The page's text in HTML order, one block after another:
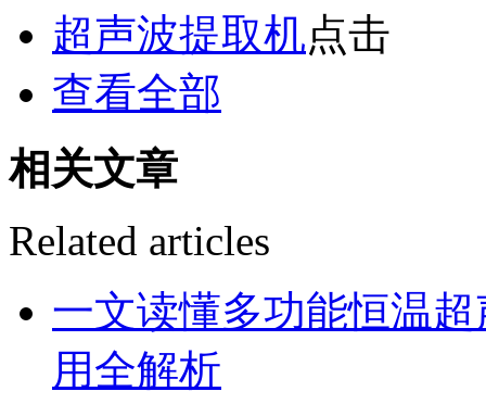
超声波提取机点击
查看全部
相关文章
Related articles
一文读懂多功能恒温
用全解析